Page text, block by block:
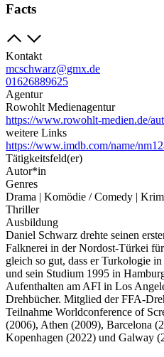
Facts
Kontakt
mcschwarz@gmx.de
01626889625
Agentur
Rowohlt Medienagentur
https://www.rowohlt-medien.de/
weitere Links
https://www.imdb.com/name/
Tätigkeitsfeld(er)
Autor*in
Genres
Drama | Komödie / Comedy |
Thriller
Ausbildung
Daniel Schwarz drehte seinen
Falknerei in der Nordost-Türkei
gleich so gut, dass er Turkologie
und sein Studium 1995 in
Aufenthalten am AFI in Los
Drehbücher. Mitglied der FFA-
Teilnahme Worldconference of
(2006), Athen (2009), Barcelona
Kopenhagen (2022) und Galway